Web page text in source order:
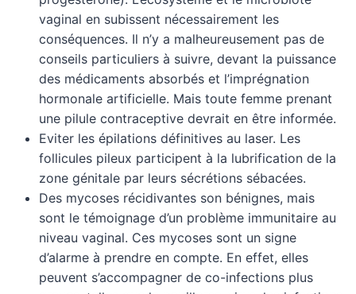
vaginal en subissent nécessairement les
conséquences. Il n’y a malheureusement pas de
conseils particuliers à suivre, devant la puissance
des médicaments absorbés et l’imprégnation
hormonale artificielle. Mais toute femme prenant
une pilule contraceptive devrait en être informée.
Eviter les épilations définitives au laser. Les
follicules pileux participent à la lubrification de la
zone génitale par leurs sécrétions sébacées.
Des mycoses récidivantes son bénignes, mais
sont le témoignage d’un problème immunitaire au
niveau vaginal. Ces mycoses sont un signe
d’alarme à prendre en compte. En effet, elles
peuvent s’accompagner de co-infections plus